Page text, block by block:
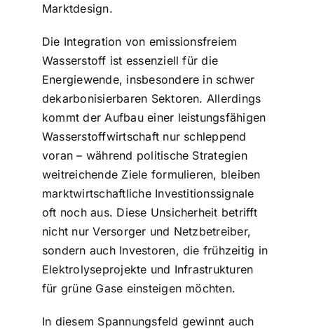
Marktdesign.
Die Integration von emissionsfreiem
Wasserstoff ist essenziell für die
Energiewende, insbesondere in schwer
dekarbonisierbaren Sektoren. Allerdings
kommt der Aufbau einer leistungsfähigen
Wasserstoffwirtschaft nur schleppend
voran – während politische Strategien
weitreichende Ziele formulieren, bleiben
marktwirtschaftliche Investitionssignale
oft noch aus. Diese Unsicherheit betrifft
nicht nur Versorger und Netzbetreiber,
sondern auch Investoren, die frühzeitig in
Elektrolyseprojekte und Infrastrukturen
für grüne Gase einsteigen möchten.
In diesem Spannungsfeld gewinnt auch